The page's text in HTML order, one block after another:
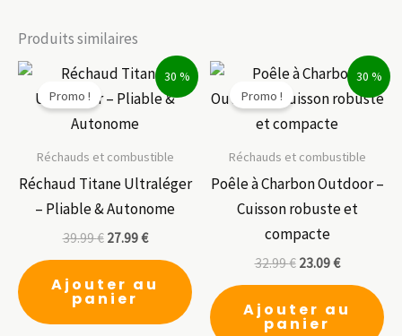
Produits similaires
30 %
Promo !
Réchauds et combustible
Réchaud Titane Ultraléger
– Pliable & Autonome
39.99€ 27.99€
Ajouter au
panier
30 %
Promo !
Réchauds et combustible
Poêle à Charbon Outdoor –
Cuisson robuste et
compacte
32.99€ 23.09€
Ajouter au
panier